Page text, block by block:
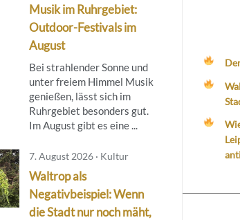
Musik im Ruhrgebiet:
Outdoor-Festivals im
August
Bei strahlender Sonne und
unter freiem Himmel Musik
genießen, lässt sich im
Ruhrgebiet besonders gut.
Im August gibt es eine ...
7. August 2026 · Kultur
Waltrop als
Negativbeispiel: Wenn
die Stadt nur noch mäht,